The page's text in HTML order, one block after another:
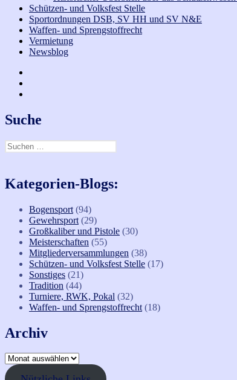
Schützen- und Volksfest Stelle
Sportordnungen DSB, SV HH und SV N&E
Waffen- und Sprengstoffrecht
Vermietung
Newsblog
Suche
Suchen
nach:
Kategorien-Blogs:
Bogensport (94)
Gewehrsport (29)
Großkaliber und Pistole (30)
Meisterschaften (55)
Mitgliederversammlungen (38)
Schützen- und Volksfest Stelle (17)
Sonstiges (21)
Tradition (44)
Turniere, RWK, Pokal (32)
Waffen- und Sprengstoffrecht (18)
Archiv
Archiv